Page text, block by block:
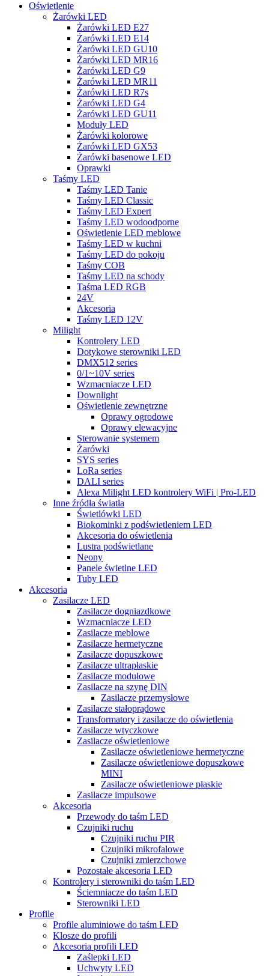
Oświetlenie
Żarówki LED
Żarówki LED E27
Żarówki LED E14
Żarówki LED GU10
Żarówki LED MR16
Żarówki LED G9
Żarówki LED MR11
Żarówki LED R7s
Żarówki LED G4
Żarówki LED GU11
Moduły LED
Żarówki kolorowe
Żarówki LED GX53
Żarówki basenowe LED
Oprawki
Taśmy LED
Taśmy LED Tanie
Taśmy LED Classic
Taśmy LED Expert
Taśmy LED wodoodporne
Oświetlenie LED meblowe
Taśmy LED w kuchni
Taśmy LED do pokoju
Taśmy COB
Taśmy LED na schody
Taśma LED RGB
24V
Akcesoria
Taśmy LED 12V
Milight
Kontrolery LED
Dotykowe sterowniki LED
DMX512 series
0/1~10V series
Wzmacniacze LED
Downlight
Oświetlenie zewnętrzne
Oprawy ogrodowe
Oprawy elewacyjne
Sterowanie systemem
Żarówki
SYS series
LoRa series
DALI series
Alexa Milight LED kontrolery WiFi | Pro-LED
Inne źródła światła
Świetlówki LED
Biokominki z podświetleniem LED
Akcesoria do oświetlenia
Lustra podświetlane
Neony
Panele świetlne LED
Tuby LED
Akcesoria
Zasilacze LED
Zasilacze dogniazdkowe
Wzmacniacze LED
Zasilacze meblowe
Zasilacze hermetyczne
Zasilacze dopuszkowe
Zasilacze ultrapłaskie
Zasilacze modułowe
Zasilacze na szynę DIN
Zasilacze przemysłowe
Zasilacze stałoprądowe
Transformatory i zasilacze do oświetlenia
Zasilacze wtyczkowe
Zasilacze oświetleniowe
Zasilacze oświetleniowe hermetyczne
Zasilacze oświetleniowe dopuszkowe
MINI
Zasilacze oświetleniowe płaskie
Zasilacze impulsowe
Akcesoria
Przewody do taśm LED
Czujniki ruchu
Czujniki ruchu PIR
Czujniki mikrofalowe
Czujniki zmierzchowe
Pozostałe akcesoria LED
Kontrolery i sterowniki do taśm LED
Ściemniacze do taśm LED
Sterowniki LED
Profile
Profile aluminiowe do taśm LED
Klosze do profili
Akcesoria profili LED
Zaślepki LED
Uchwyty LED